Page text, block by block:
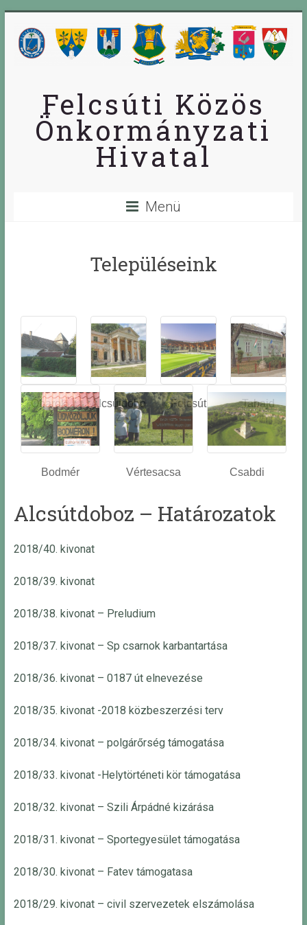
Felcsúti Közös
Önkormányzati
Hivatal
Menü
Településeink
Óbarok
Alcsútdobo
z
Felcsút Tabajd
Bodmér Vértesacsa Csabdi
Alcsútdoboz – Határozatok
2018/40. kivonat
2018/39. kivonat
2018/38. kivonat – Preludium
2018/37. kivonat – Sp csarnok karbantartása
2018/36. kivonat – 0187 út elnevezése
2018/35. kivonat -2018 közbeszerzési terv
2018/34. kivonat – polgárőrség támogatása
2018/33. kivonat -Helytörténeti kör támogatása
2018/32. kivonat – Szili Árpádné kizárása
2018/31. kivonat – Sportegyesület támogatása
2018/30. kivonat – Fatev támogatasa
2018/29. kivonat – civil szervezetek elszámolása